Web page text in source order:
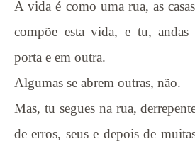
A vida é como uma rua, as casas e as pessoas da rua
compõe esta vida, e tu,
porta e em outra.
Algumas se abrem outras, não.
Mas, tu segues na rua,
de erros, seus e depois de